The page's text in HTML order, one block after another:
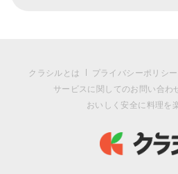
クラシルとは プライバシーポリシー
サービスに関してのお問い合わ
おいしく安全に料理を